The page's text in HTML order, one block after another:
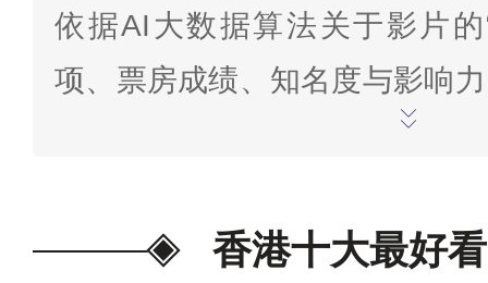
依据AI大数据算法关于影片
项、票房成绩、知名度与影响
题契合程度、网络十大排行情
本网站尊重并维护影视版权，
香港十大最好